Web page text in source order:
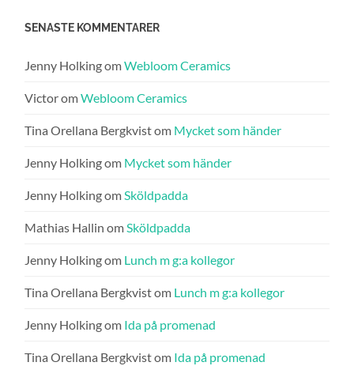
SENASTE KOMMENTARER
Jenny HolkingomWebloom Ceramics
VictoromWebloom Ceramics
Tina Orellana Bergkvistom Mycket som händer
Jenny Holkingom Mycket som händer
Jenny HolkingomSköldpadda
Mathias Hallin omSköldpadda
Jenny Holkingom Lunch m g:a kollegor
Tina Orellana Bergkvistom Lunch m g:a kollegor
Jenny Holkingom Ida på promenad
Tina Orellana Bergkvistom Ida på promenad